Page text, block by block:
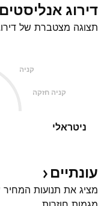
דירוג אנליסטים
תצוגה מצטברת של
קניה
קניה חזקה
ניטראלי
עונתיים
מציג את תנועות המחיר